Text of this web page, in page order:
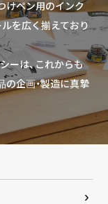
けペン用のインク
を広く揃えており
ーは、これからも
企画・製造に真摯